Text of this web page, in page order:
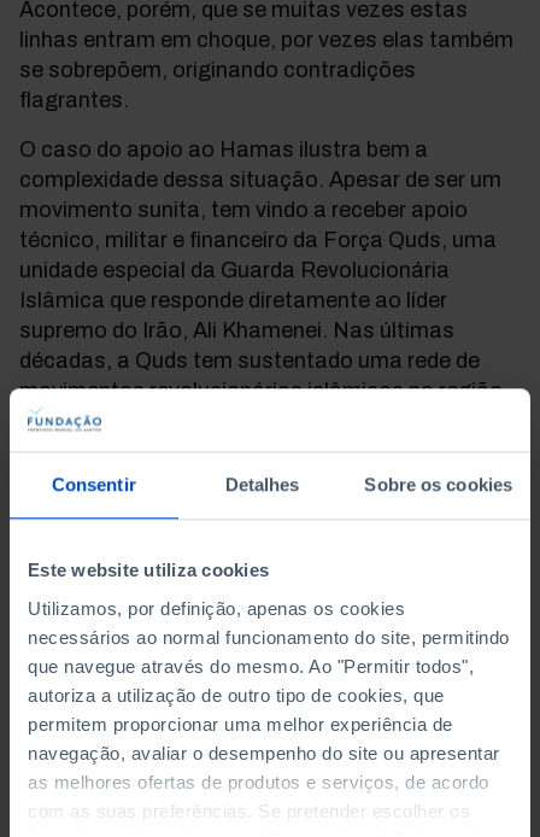
Consentir Detalhes Sobre os cookies
Este website utiliza cookies
Utilizamos, por definição, apenas os cookies
necessários ao normal funcionamento do site, permitindo
que navegue através do mesmo. Ao "Permitir todos",
autoriza a utilização de outro tipo de cookies, que
permitem proporcionar uma melhor experiência de
navegação, avaliar o desempenho do site ou apresentar
as melhores ofertas de produtos e serviços, de acordo
com as suas preferências. Se pretender escolher os
Acontece, porém, que se muitas vezes estas
linhas entram em choque, por vezes elas também
se sobrepõem, originando contradições
flagrantes.
O caso do apoio ao Hamas ilustra bem a
complexidade dessa situação. Apesar de ser um
movimento sunita, tem vindo a receber apoio
técnico, militar e financeiro da Força Quds, uma
unidade especial da Guarda Revolucionária
Islâmica que responde diretamente ao líder
supremo do Irão, Ali Khamenei. Nas últimas
décadas, a Quds tem sustentado uma rede de
movimentos revolucionários islâmicos na região
do grande Médio Oriente, que se auto-intitula o
Eixo da Resistência, e inclui, para além do
Hamas, o Movimento da Jihad Islâmica também
na Palestina, os Houthis no Iémen e as milícias
Para perceber como conseguiu o
Hamas colocar Israel nesta
situação de enorme fragilidade é
necessário analisar o xadrez